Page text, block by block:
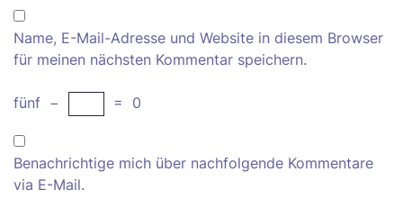
Name, E-Mail-Adresse und Website in diesem Browser
für meinen nächsten Kommentar speichern.
fünf − = 0
Benachrichtige mich über nachfolgende Kommentare
via E-Mail.